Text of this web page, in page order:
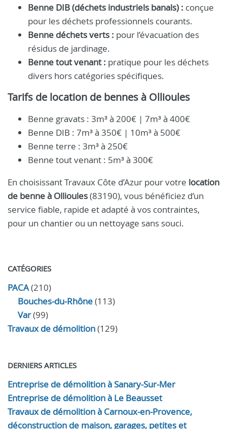
Benne DIB (déchets industriels banals) : conçue
pour les déchets professionnels courants.
Benne déchets verts : pour l’évacuation des
résidus de jardinage.
Benne tout venant : pratique pour les déchets
divers hors catégories spécifiques.
Tarifs de location de bennes à Ollioules
Benne gravats : 3m³ à 200€ | 7m³ à 400€
Benne DIB : 7m³ à 350€ | 10m³ à 500€
Benne terre : 3m³ à 250€
Benne tout venant : 5m³ à 300€
En choisissant Travaux Côte d’Azur pour votre location
de benne à Ollioules(83190), vous bénéficiez d’un
service fiable, rapide et adapté à vos contraintes,
pour un chantier ou un nettoyage sans souci.
CATÉGORIES
PACA(210)
Bouches-du-Rhône(113)
Var(99)
Travaux de démolition(129)
DERNIERS ARTICLES
Entreprise de démolition à Sanary-Sur-Mer
Entreprise de démolition à Le Beausset
Travaux de démolition à Carnoux-en-Provence,
déconstruction de maison, garages, petites et